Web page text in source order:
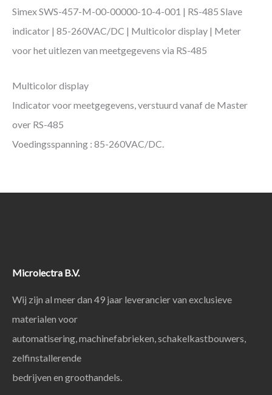
Simex SWS-457-M-00-00000-10-4-001 | RS-485 Slave
indicator | 85-260VAC/DC | Multicolor display | Meter
voor het uitlezen van meetgegevens via RS-485
Multicolor display
Indicator voor meetgegevens, verstuurd vanaf de Master
over RS-485
Voedingsspanning : 85-260VAC/DC.
Microlectra B.V.
Wij zijn al meer dan 49 jaar leverancier van exclusieve
materialen voor
automatisering, machinefabrieken, schakelkastbouwers,
zelfinstallerende
bedrijven en groothandels.